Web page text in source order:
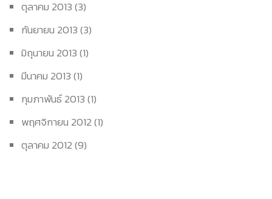
ตุลาคม 2013(3)
กันยายน 2013(3)
มิถุนายน 2013(1)
มีนาคม 2013(1)
กุมภาพันธ์ 2013(1)
พฤศจิกายน 2012(1)
ตุลาคม 2012(9)